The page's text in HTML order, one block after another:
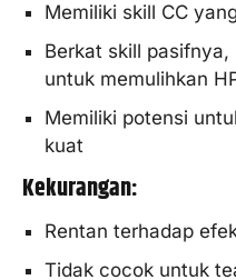
Memiliki skill CC
Berkat skill
untuk memulihkan
Memiliki potensi
kuat
Kekurangan:
Rentan terhadap
Tidak cocok untuk